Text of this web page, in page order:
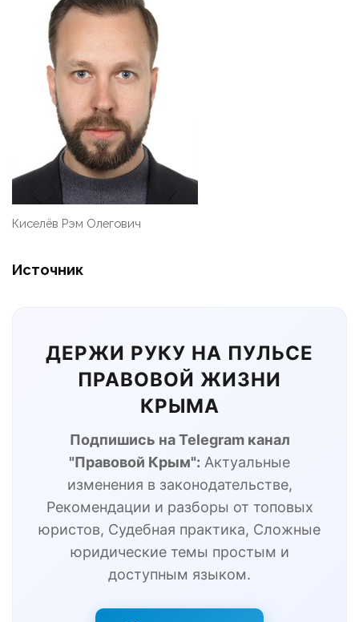
Киселёв Рэм Олегович
Источник
ДЕРЖИ РУКУ НА ПУЛЬСЕ
ПРАВОВОЙ ЖИЗНИ
КРЫМА
Подпишись на Telegram канал
"Правовой Крым": Актуальные
изменения в законодательстве,
Рекомендации и разборы от топовых
юристов, Судебная практика, Сложные
юридические темы простым и
доступным языком.